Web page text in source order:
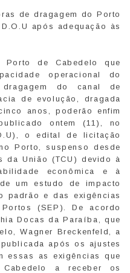
de dragagem do Porto
após adequação às
de Cabedelo que
operacional do
do canal de
de evolução, dragada
anos, poderão enfim
ontem (11), no
o edital de licitação
Porto, suspenso desde
da União (TCU) devido à
econômica e à
um estudo de impacto
padrão e das exigências
(SEP). De acordo
Docas da Paraíba, que
Wagner Breckenfeld, a
após os ajustes
essas as exigências que
a receber os